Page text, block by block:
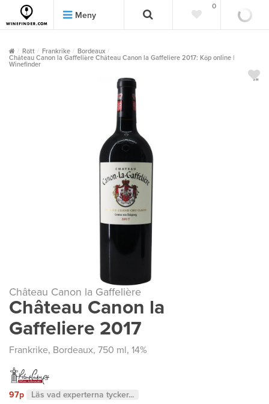
Meny
0
Rött Frankrike
Bordeaux
Château Canon la Gaffelière Château Canon la Gaffeliere 2017: Köp online |
Winefinder
Château Canon la Gaffelière
Château Canon la
Gaffeliere 2017
Frankrike, Bordeaux, 750 ml, 14%
97p Läs vad experterna tycker...
""